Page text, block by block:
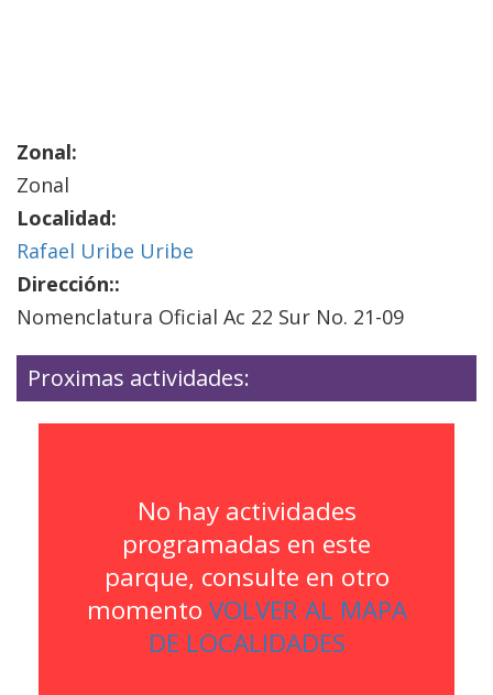
Zonal:
Zonal
Localidad:
Rafael Uribe Uribe
Dirección::
Nomenclatura Oficial Ac 22 Sur No. 21-09
Proximas actividades:
No hay actividades
programadas en este
parque, consulte en otro
momento VOLVER AL MAPA
DE LOCALIDADES